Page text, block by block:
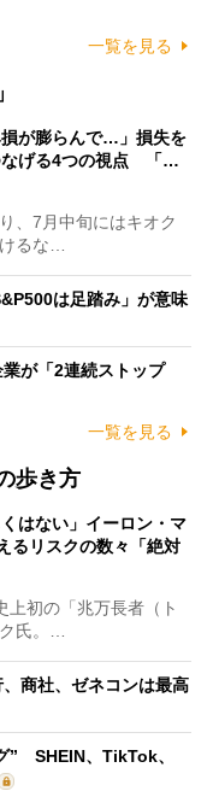
一覧を見る
損が膨らんで…」損失を
なげる4つの視点 「…
、7月中旬にはキオク
るな…
は足踏み」が意味
業が「2連続ストップ
一覧を見る
歩き方
はない」イーロン・マ
るリスクの数々「絶対
初の「兆万長者（ト
氏。…
商社、ゼネコンは最高
” SHEIN、TikTok、